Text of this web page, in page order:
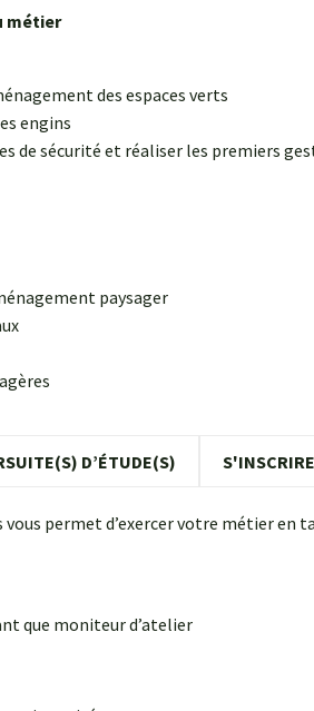
métier
des espaces verts
engins
de sécurité et réaliser les premiers
paysager
D’ÉTUDE(S) S'INSCRIRE
permet d’exercer votre métier en
que moniteur d’atelier